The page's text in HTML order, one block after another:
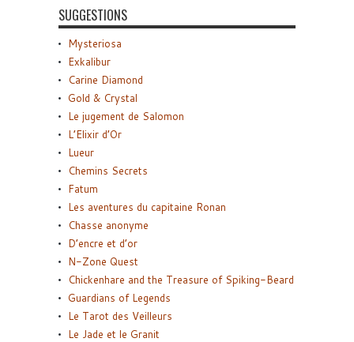
SUGGESTIONS
Mysteriosa
Exkalibur
Carine Diamond
Gold & Crystal
Le jugement de Salomon
L’Elixir d’Or
Lueur
Chemins Secrets
Fatum
Les aventures du capitaine Ronan
Chasse anonyme
D’encre et d’or
N-Zone Quest
Chickenhare and the Treasure of Spiking-Beard
Guardians of Legends
Le Tarot des Veilleurs
Le Jade et le Granit